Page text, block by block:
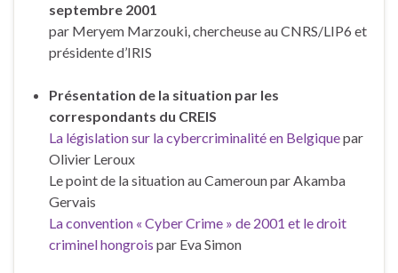
septembre 2001
par Meryem Marzouki, chercheuse au CNRS/LIP6 et
présidente d’IRIS
Présentation de la situation par les
correspondants du CREIS
La législation sur la cybercriminalité en Belgiquepar
Olivier Leroux
Le point de la situation au Cameroun par Akamba
Gervais
La convention « Cyber Crime » de 2001 et le droit
criminel hongrois par Eva Simon